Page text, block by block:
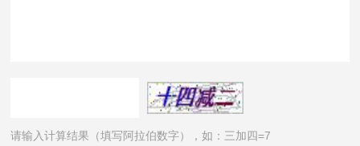
请输入计算结果（填写阿拉伯数字），如：三加四=7